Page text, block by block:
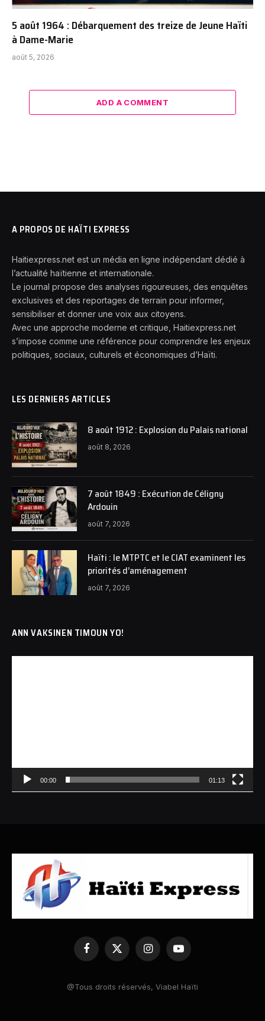
5 août 1964 : Débarquement des treize de Jeune Haïti
à Dame-Marie
août 5, 2026
ADD A COMMENT
A PROPOS DE HAÏTI EXPRESS
Haitiexpress.net est un média en ligne indépendant dédié à
l’actualité haïtienne et internationale.
Le journal propose des analyses rigoureuses, des enquêtes
exclusives et des reportages de terrain pour informer,
sensibiliser et donner une voix aux citoyens.
Avec une approche moderne et critique, Haitiexpress.net
s’impose comme une référence pour comprendre les enjeux
politiques, sociaux, culturels et économiques d’Haïti.
LES DERNIERS ARTICLES
8 août 1912 : Explosion du Palais national
août 8, 2026
7 août 1849 : Exécution de Céligny
Ardouin
août 7, 2026
Haïti : le MTPTC et le CIAT examinent les
priorités d’aménagement
août 7, 2026
ANN VAKSINEN TIMOUN YO!
00:00 01:13
Facebook
X
(Twitter)
InstagramYouTube
@Tous droits réservés, Viabel Haïti